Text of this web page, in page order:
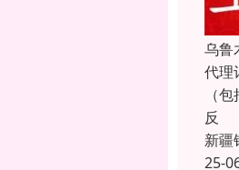
乌鲁
代理
（
反
新疆
25-